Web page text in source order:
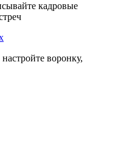
кадровые
воронку,